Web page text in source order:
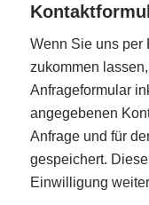
Wenn Sie uns per
zukommen
Anfrageformular
angegebenen
Anfrage und für
gespeichert.
Einwilligung